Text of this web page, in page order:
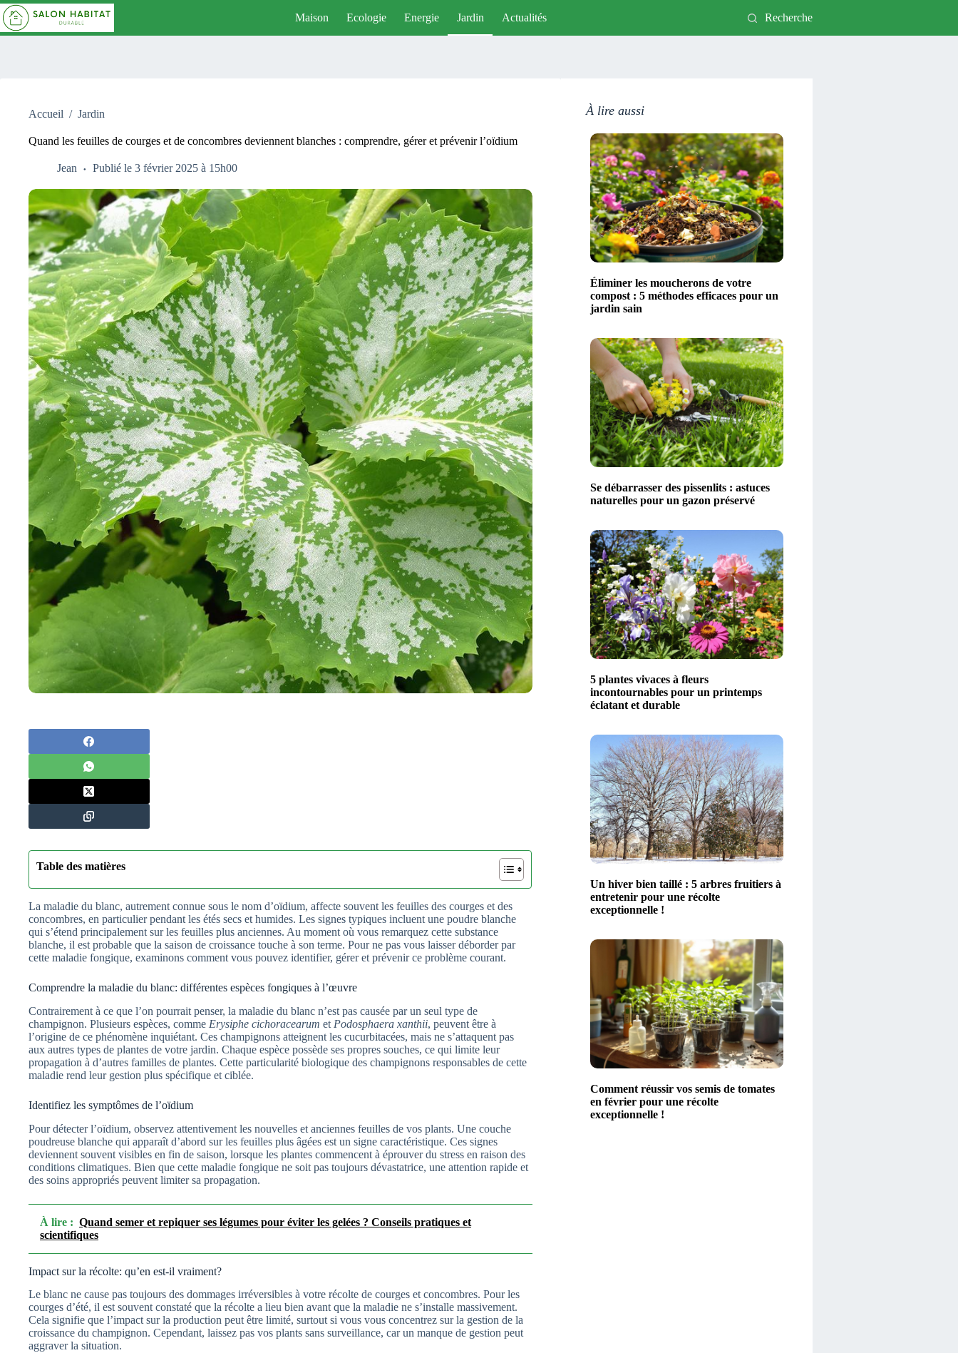
Passer
au
contenu
Maison Ecologie Energie Jardin Actualités Recherche
Accueil / Jardin
Quand les feuilles de courges et de concombres deviennent blanches : comprendre, gérer et prévenir l’oïdium
Jean Publié le 3 février 2025 à 15h00
Table des matières
La maladie du blanc, autrement connue sous le nom d’oïdium, affecte souvent les feuilles des courges et des
concombres, en particulier pendant les étés secs et humides. Les signes typiques incluent une poudre blanche
qui s’étend principalement sur les feuilles plus anciennes. Au moment où vous remarquez cette substance
blanche, il est probable que la saison de croissance touche à son terme. Pour ne pas vous laisser déborder par
cette maladie fongique, examinons comment vous pouvez identifier, gérer et prévenir ce problème courant.
Comprendre la maladie du blanc: différentes espèces fongiques à l’œuvre
Contrairement à ce que l’on pourrait penser, la maladie du blanc n’est pas causée par un seul type de
champignon. Plusieurs espèces, comme Erysiphe cichoracearum et Podosphaera xanthii, peuvent être à
l’origine de ce phénomène inquiétant. Ces champignons atteignent les cucurbitacées, mais ne s’attaquent pas
aux autres types de plantes de votre jardin. Chaque espèce possède ses propres souches, ce qui limite leur
propagation à d’autres familles de plantes. Cette particularité biologique des champignons responsables de cette
maladie rend leur gestion plus spécifique et ciblée.
Identifiez les symptômes de l’oïdium
Pour détecter l’oïdium, observez attentivement les nouvelles et anciennes feuilles de vos plants. Une couche
poudreuse blanche qui apparaît d’abord sur les feuilles plus âgées est un signe caractéristique. Ces signes
deviennent souvent visibles en fin de saison, lorsque les plantes commencent à éprouver du stress en raison des
conditions climatiques. Bien que cette maladie fongique ne soit pas toujours dévastatrice, une attention rapide et
des soins appropriés peuvent limiter sa propagation.
À lire : Quand semer et repiquer ses légumes pour éviter les gelées ? Conseils pratiques et
scientifiques
Impact sur la récolte: qu’en est-il vraiment?
Le blanc ne cause pas toujours des dommages irréversibles à votre récolte de courges et concombres. Pour les
courges d’été, il est souvent constaté que la récolte a lieu bien avant que la maladie ne s’installe massivement.
Cela signifie que l’impact sur la production peut être limité, surtout si vous vous concentrez sur la gestion de la
croissance du champignon. Cependant, laissez pas vos plants sans surveillance, car un manque de gestion peut
aggraver la situation.
À lire aussi
Éliminer les moucherons de votre
compost : 5 méthodes efficaces pour un
jardin sain
Se débarrasser des pissenlits : astuces
naturelles pour un gazon préservé
5 plantes vivaces à fleurs
incontournables pour un printemps
éclatant et durable
Un hiver bien taillé : 5 arbres fruitiers à
entretenir pour une récolte
exceptionnelle !
Comment réussir vos semis de tomates
en février pour une récolte
exceptionnelle !